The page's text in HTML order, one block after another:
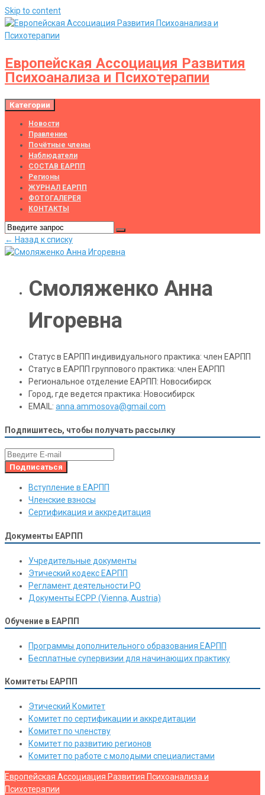
Skip to content
Европейская Ассоциация Развития
Психоанализа и Психотерапии
Категории
Новости
Правление
Почётные члены
Наблюдатели
СОСТАВ ЕАРПП
Регионы
ЖУРНАЛ ЕАРПП
ФОТОГАЛЕРЕЯ
КОНТАКТЫ
← Назад к списку
Смоляженко Анна
Игоревна
Статус в ЕАРПП индивидуального практика: член ЕАРПП
Статус в ЕАРПП группового практика: член ЕАРПП
Региональное отделение ЕАРПП: Новосибирск
Город, где ведется практика: Новосибирск
EMAIL: anna.ammosova@gmail.com
Подпишитесь, чтобы получать рассылку
Вступление в ЕАРПП
Членские взносы
Сертификация и аккредитация
Документы ЕАРПП
Учредительные документы
Этический кодекс ЕАРПП
Регламент деятельности РО
Документы ЕСРР (Vienna, Austria)
Обучение в ЕАРПП
Программы дополнительного образования ЕАРПП
Бесплатные супервизии для начинающих практику
Комитеты ЕАРПП
Этический Комитет
Комитет по сертификации и аккредитации
Комитет по членству
Комитет по развитию регионов
Комитет по работе с молодыми специалистами
Европейская Ассоциация Развития Психоанализа и
Психотерапии